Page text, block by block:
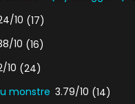
10 (17)
10 (16)
10 (24)
monstre 3.79/10 (14)